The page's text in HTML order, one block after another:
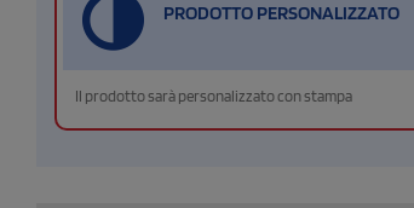
PRODOTTO PERSONALIZZATO
Il prodotto sarà personalizzato con stampa